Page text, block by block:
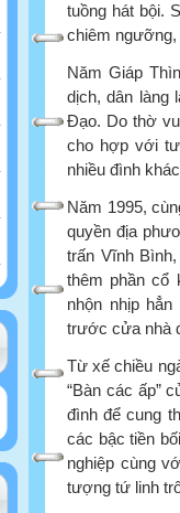
tuồng hát bội.
chiêm
Năm Giáp
dịch, dân làng
Ðạo. Do thờ
cho hợp với
nhiều đình
Năm 1995,
quyền địa
trấn Vĩnh
thêm phần cổ
nhộn nhịp
trước cửa nhà
Từ xế chiều
“Bàn các ấp”
đình để cung
các bậc tiền
nghiệp cùng
tượng tứ linh